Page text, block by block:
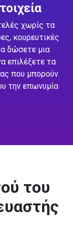
χωρίς τα
κουρευτικές
δώσετε μια
επιλέξετε τα
που μπορούν
την επωνυμία
του